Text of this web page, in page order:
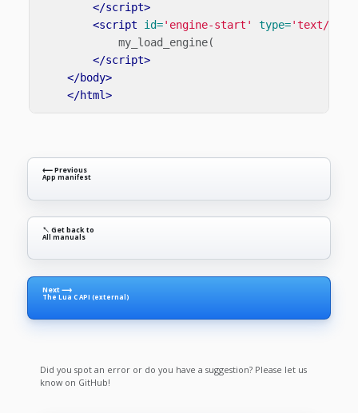
</script>
<script id='engine-start' type='text/
my_load_engine(
</script>
</body>
</html>
⟵ Previous
App manifest
↖ Get back to
All manuals
Next ⟶
The Lua C API (external)
Did you spot an error or do you have a suggestion? Please let us
know on GitHub!